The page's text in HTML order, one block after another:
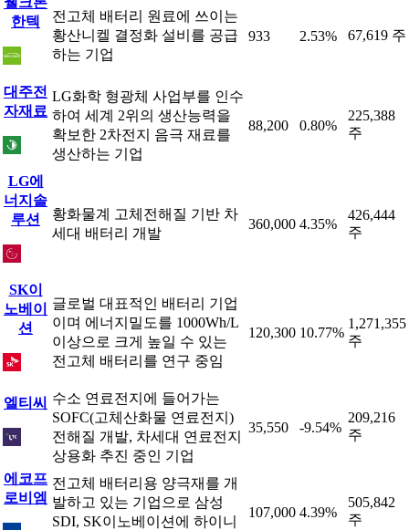
한텍
전고체 배터리 원료에 쓰이는
황산니켈 결정화 설비를 공급
하는 기업
933 2.53% 67,619 주
대주전
자재료
LG화학 형광체 사업부를 인수
하여 세계 2위의 생산능력을
확보한 2차전지 음극 재료를
생산하는 기업
88,200 0.80%
225,388
주
LG에
너지솔
루션
황화물계 고체전해질 기반 차
세대 배터리 개발
360,000 4.35%
426,444
주
SK이
노베이
션
글로벌 대표적인 배터리 기업
이며 에너지밀도를 1000Wh/L
이상으로 크게 높일 수 있는
전고체 배터리를 연구 중임
120,300 10.77%
1,271,355
주
엘티씨 수소 연료전지에 들어가는
SOFC(고체산화물 연료전지)
전해질 개발, 차세대 연료전지
상용화 추진 중인 기업
35,550 -9.54%
209,216
주
에코프
로비엠
전고체 배터리용 양극재를 개
발하고 있는 기업으로 삼성
SDI, SK이노베이션에 하이니
107,000 4.39%
505,842
주